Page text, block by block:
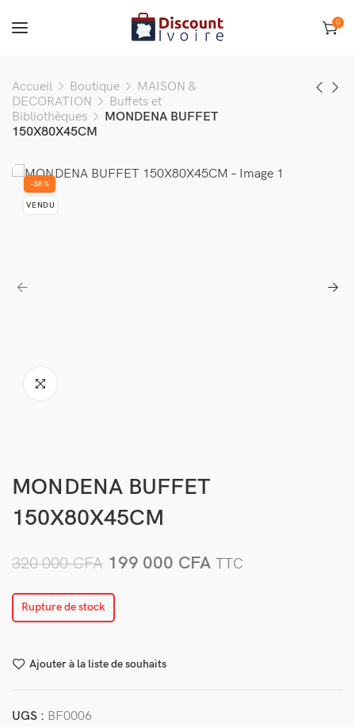
0
Accueil Boutique
MAISON &
DECORATION
Buffets et
Bibliothèques
MONDENA BUFFET
150X80X45CM
-38%
VENDU
MONDENA BUFFET
150X80X45CM
320 000CFA 199 000 CFA TTC
Rupture de stock
Ajouter à la liste de souhaits
UGS : BF0006